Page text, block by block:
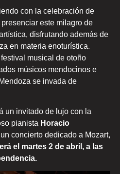
con la celebración de
este milagro de
disfrutando además de
en materia enoturística.
musical de otoño
músicos mendocinos e
se invada de
un invitado de lujo con la
pianista Horacio
concierto dedicado a Mozart,
el martes 2 de abril, a las